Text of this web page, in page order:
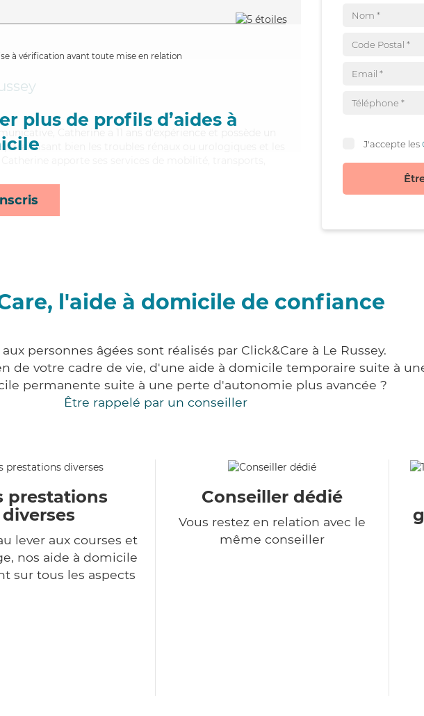
à vérification avant toute mise en relation
plus de profils d’aides à
Catherine a 11 ans d'expérience et possède un
Maitrisant bien les troubles rénaux ou urologiques et les
J'accepte les
l'aide à domicile de confiance
aux personnes âgées sont réalisés par Click&Care à Le Russey.
de votre cadre de vie, d'une aide à domicile temporaire suite à
permanente suite à une perte d'autonomie plus avancée ?
Être rappelé par un conseiller
prestations
diverses
lever aux courses et
nos aide à domicile
sur tous les aspects
Conseiller dédié
Vous restez en relation avec le
même conseiller